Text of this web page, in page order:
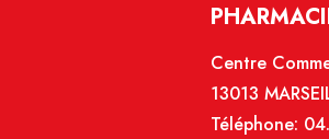
Centre
13013
Téléphone: